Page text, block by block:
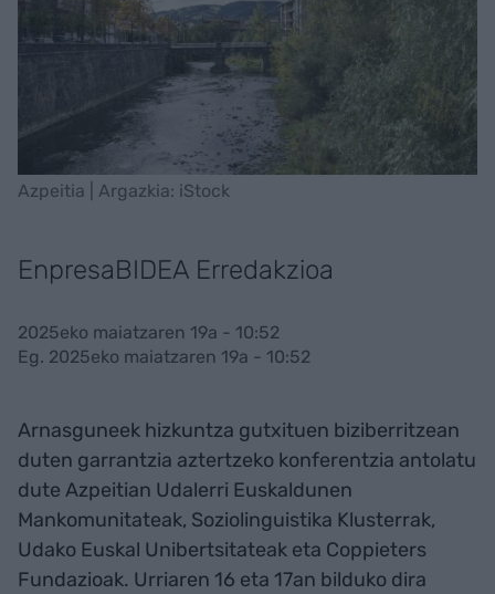
Azpeitia | Argazkia: iStock
EnpresaBIDEA Erredakzioa
2025eko maiatzaren 19a - 10:52
Eg. 2025eko maiatzaren 19a - 10:52
Arnasguneek hizkuntza gutxituen biziberritzean
duten garrantzia aztertzeko konferentzia antolatu
dute Azpeitian Udalerri Euskaldunen
Mankomunitateak, Soziolinguistika Klusterrak,
Udako Euskal Unibertsitateak eta Coppieters
Fundazioak. Urriaren 16 eta 17an bilduko dira